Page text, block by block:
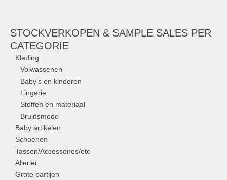
STOCKVERKOPEN & SAMPLE SALES PER
CATEGORIE
Kleding
Volwassenen
Baby's en kinderen
Lingerie
Stoffen en materiaal
Bruidsmode
Baby artikelen
Schoenen
Tassen/Accessoires/etc
Allerlei
Grote partijen